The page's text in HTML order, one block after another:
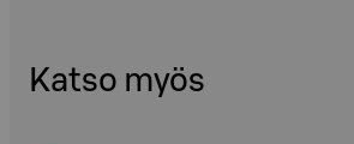
Katso myös